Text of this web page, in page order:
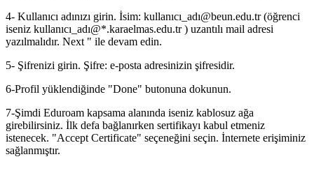
4- Kullanıcı adınızı girin. İsim: kullanıcı_adı@beun.edu.tr (öğrenci
iseniz kullanıcı_adı@*.karaelmas.edu.tr) uzantılı mail adresi
yazılmalıdır. Next " ile devam edin.
5- Şifrenizi girin. Şifre: e-posta adresinizin şifresidir.
6-Profil yüklendiğinde "Done" butonuna dokunun.
7-Şimdi Eduroam kapsama alanında iseniz kablosuz ağa
girebilirsiniz. İlk defa bağlanırken sertifikayı kabul etmeniz
istenecek. "Accept Certificate" seçeneğini seçin. İnternete erişiminiz
sağlanmıştır.